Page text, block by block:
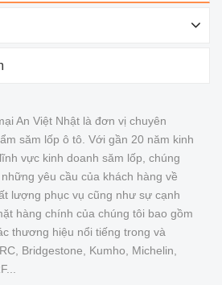
An Việt Nhật là đơn vị chuyên
săm lốp ô tô. Với gần 20 năm kinh
vực kinh doanh săm lốp, chúng
yêu cầu của khách hàng về
lượng phục vụ cũng như sự cạnh
hàng chính của chúng tôi bao gồm
thương hiệu nổi tiếng trong và
Bridgestone, Kumho, Michelin,